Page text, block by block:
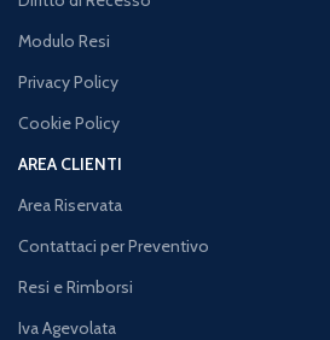
Modulo Resi
Privacy Policy
Cookie Policy
AREA CLIENTI
Area Riservata
Contattaci per Preventivo
Resi e Rimborsi
Iva Agevolata